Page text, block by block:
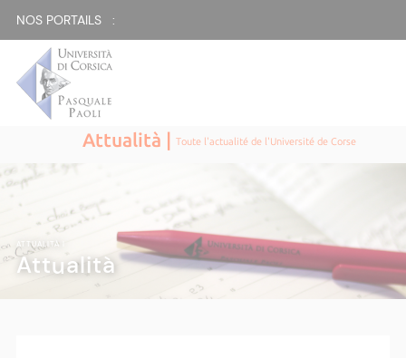
NOS PORTAILS :
Attualità |Toute l'actualité de l'Université de Corse
ATTUALITÀ |
Attualità